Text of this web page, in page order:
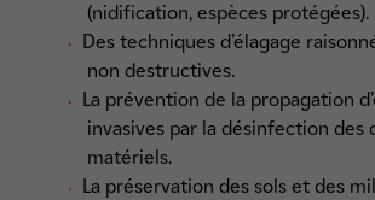
(nidification, espèces protégées).
Des techniques d’élagage
non destructives.
La prévention de la propagation
invasives par la désinfection des
matériels.
La préservation des sols et des